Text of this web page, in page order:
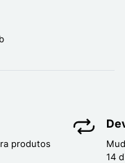
produtos
14